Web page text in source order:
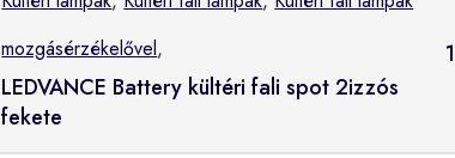
mozgásérzékelővel,
LEDVANCE Battery kültéri fali spot 2izzós
fekete